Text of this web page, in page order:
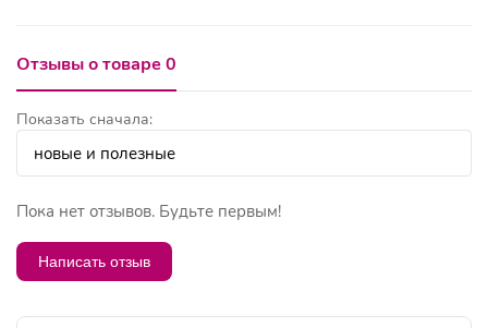
Отзывы о товаре 0
Показать сначала:
Пока нет отзывов. Будьте первым!
Написать отзыв